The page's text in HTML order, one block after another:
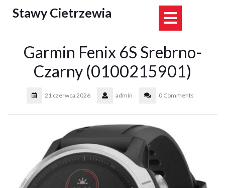
Stawy Cietrzewia
Garmin Fenix 6S Srebrno-
Czarny (0100215901)
21 czerwca 2026 admin 0 Comments